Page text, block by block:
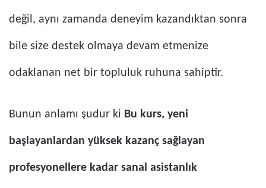
değil, aynı zamanda deneyim kazandıktan sonra
bile size destek olmaya devam etmenize
odaklanan net bir topluluk ruhuna sahiptir.
Bunun anlamı şudur ki Bu kurs, yeni
başlayanlardan yüksek kazanç sağlayan
profesyonellere kadar sanal asistanlık